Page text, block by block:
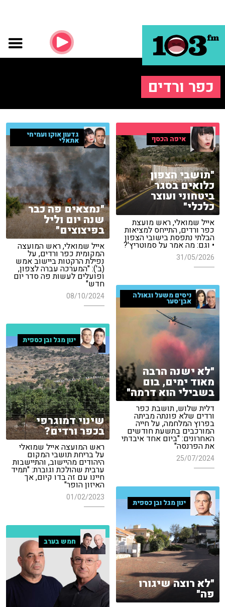
כפר ורדים
איפה הכסף
"תושבי הצפון
כלואים בסגר
ביטחוני ועוצר
כלכלי"
אייל שמואלי, ראש מועצת
כפר ורדים, התייחס למציאות
הבלתי נתפסת בישובי הצפון
• וגם: מה אמר על סמוטריץ'?
31/05/2026
גדעון אוקו ועמיחי
אתאלי
"נמצאים פה כבר
שנה יום וליל
בפיצוצים"
אייל שמואלי, ראש המועצה
המקומית כפר ורדים, על
נפילת הרקטות ביישוב אמש
(ב'): "המערכה עברה לצפון,
ופועלים לעשות פה סדר יום
חדש"
08/10/2024 ניסים משעל וגאולה
אבן־סער
"לא ישנה הרבה
מאוד ימים, בום
בשבילי הוא דרמה"
דלית שלוש, תושבת כפר
ורדים שלא פונתה מביתה
בפרוץ המלחמה, על חייה
המורכבים בתשעת חודשים
האחרונים: "ביום אחד איבדתי
את הפרנסה"
25/07/2024
ינון מגל ובן כספית
שינוי דמוגרפי
בכפר ורדים?
ראש המועצה אייל שמואלי
על בריחת תושבי המקום
היהודים מהיישוב, והתיישבות
ערבית שהולכת וגוברת: "תמיד
חיינו עם זה בדו קיום, אך
האיזון הופר"
01/02/2023
ינון מגל ובן כספית
"לא רוצה שיגורו
פה"
חמש בערב